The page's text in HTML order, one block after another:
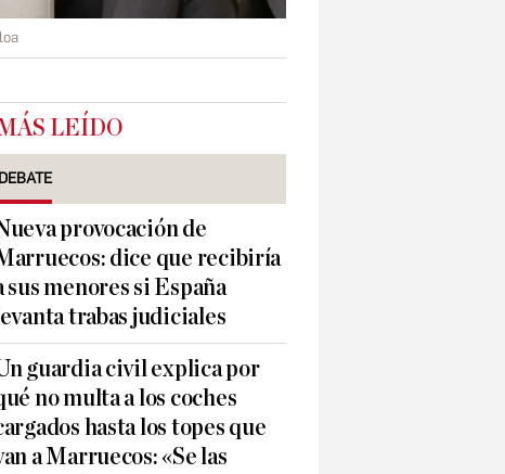
LEÍDO
provocación de
dice que recibiría
sus menores si España
trabas judiciales
guardia civil explica por
no multa a los coches
hasta los topes que
a Marruecos: «Se las